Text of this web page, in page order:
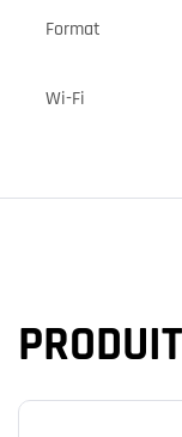
Format
Wi-Fi